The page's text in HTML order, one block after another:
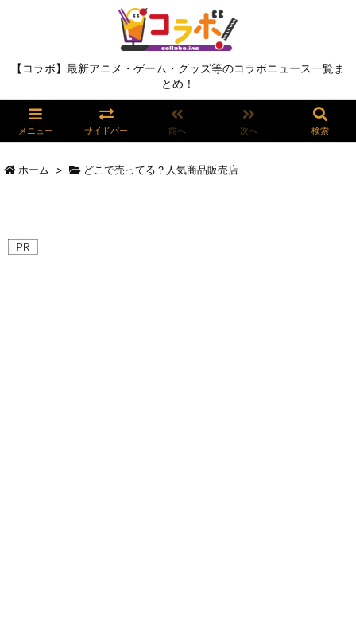
【コラボ】最新アニメ・ゲーム・グッズ等のコラボニュース一覧ま
とめ！
メニュー サイドバー 前へ 次へ 検索
ホーム > どこで売ってる？人気商品販売店